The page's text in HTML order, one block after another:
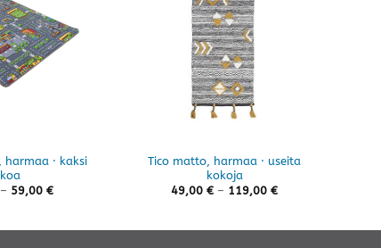
harmaa · kaksi
– 59,00 €Hintaluokka:
Tico matto, harmaa · useita
kokoja
49,00 € – 119,00 €Hintaluokka: